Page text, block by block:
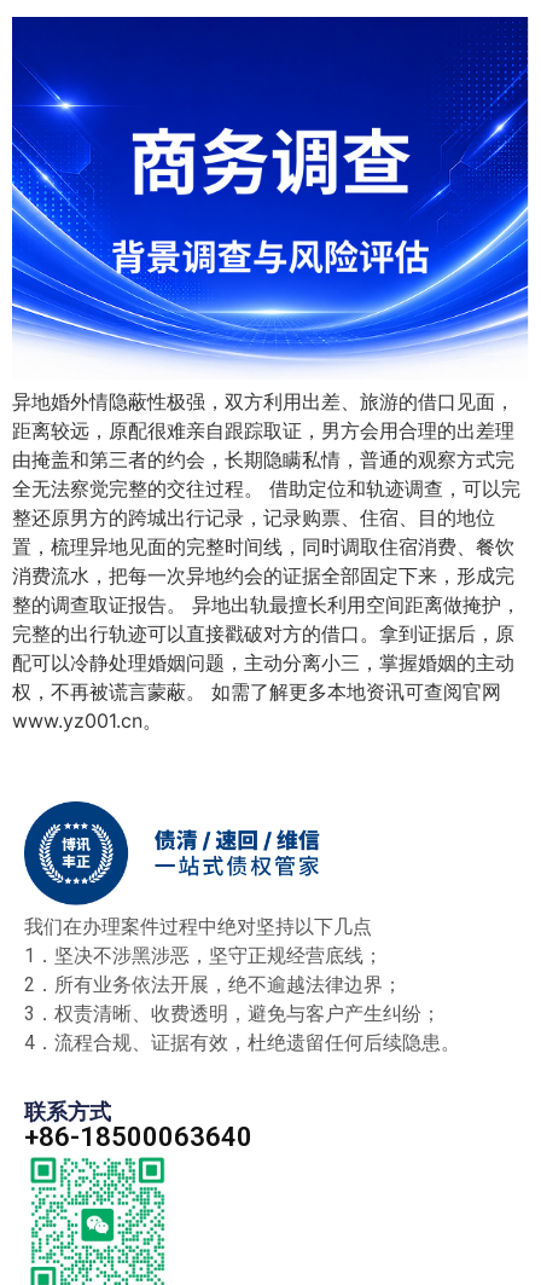
异地婚外情隐蔽性极强，双方利用出差、旅游的借口见面，
距离较远，原配很难亲自跟踪取证，男方会用合理的出差理
由掩盖和第三者的约会，长期隐瞒私情，普通的观察方式完
全无法察觉完整的交往过程。 借助定位和轨迹调查，可以完
整还原男方的跨城出行记录，记录购票、住宿、目的地位
置，梳理异地见面的完整时间线，同时调取住宿消费、餐饮
消费流水，把每一次异地约会的证据全部固定下来，形成完
整的调查取证报告。 异地出轨最擅长利用空间距离做掩护，
完整的出行轨迹可以直接戳破对方的借口。拿到证据后，原
配可以冷静处理婚姻问题，主动分离小三，掌握婚姻的主动
权，不再被谎言蒙蔽。 如需了解更多本地资讯可查阅官网
www.yz001.cn。
我们在办理案件过程中绝对坚持以下几点
1．坚决不涉黑涉恶，坚守正规经营底线；
2．所有业务依法开展，绝不逾越法律边界；
3．权责清晰、收费透明，避免与客户产生纠纷；
4．流程合规、证据有效，杜绝遗留任何后续隐患。
联系方式
+86-18500063640